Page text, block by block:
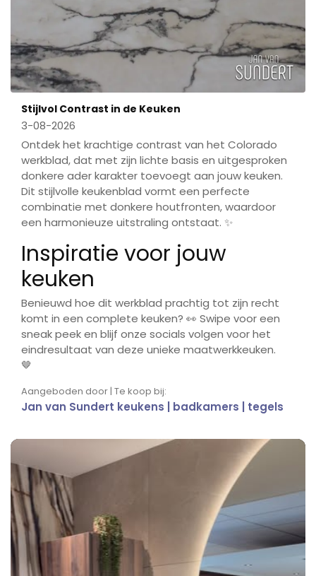
Stijlvol Contrast in de Keuken
3-08-2026
Ontdek het krachtige contrast van het Colorado
werkblad, dat met zijn lichte basis en uitgesproken
donkere ader karakter toevoegt aan jouw keuken.
Dit stijlvolle keukenblad vormt een perfecte
combinatie met donkere houtfronten, waardoor
een harmonieuze uitstraling ontstaat. ✨
Inspiratie voor jouw
keuken
Benieuwd hoe dit werkblad prachtig tot zijn recht
komt in een complete keuken? 👀 Swipe voor een
sneak peek en blijf onze socials volgen voor het
eindresultaat van deze unieke maatwerkkeuken.
🤎
Aangeboden door | Te koop bij:
Jan van Sundert keukens | badkamers | tegels